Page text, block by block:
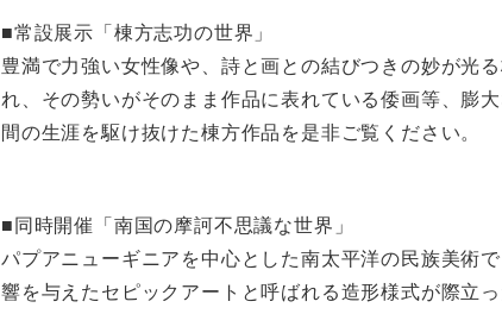
■常設展示「棟方志功の世界」
豊満で力強い女性像や、詩と画との結びつきの妙が光
れ、その勢いがそのまま作品に表れている倭画等、膨
間の生涯を駆け抜けた棟方作品を是非ご覧ください。
■同時開催「南国の摩訶不思議な世界」
パプアニューギニアを中心とした南太平洋の民族美術
響を与えたセピックアートと呼ばれる造形様式が際立っ